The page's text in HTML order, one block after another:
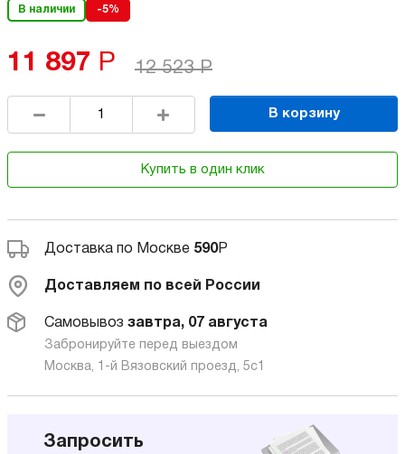
В наличии -5%
11 897 Р 12 523 Р
В корзину
Купить в один клик
Доставка по Москве 590Р
Доставляем по всей России
Самовывоз завтра, 07 августа
Забронируйте перед выездом
Москва, 1-й Вязовский проезд, 5с1
Запросить